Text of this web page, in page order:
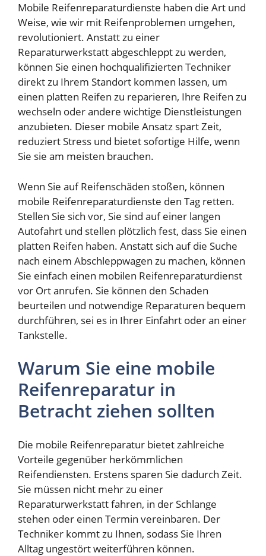
Mobile Reifenreparaturdienste haben die Art und
Weise, wie wir mit Reifenproblemen umgehen,
revolutioniert. Anstatt zu einer
Reparaturwerkstatt abgeschleppt zu werden,
können Sie einen hochqualifizierten Techniker
direkt zu Ihrem Standort kommen lassen, um
einen platten Reifen zu reparieren, Ihre Reifen zu
wechseln oder andere wichtige Dienstleistungen
anzubieten. Dieser mobile Ansatz spart Zeit,
reduziert Stress und bietet sofortige Hilfe, wenn
Sie sie am meisten brauchen.
Wenn Sie auf Reifenschäden stoßen, können
mobile Reifenreparaturdienste den Tag retten.
Stellen Sie sich vor, Sie sind auf einer langen
Autofahrt und stellen plötzlich fest, dass Sie einen
platten Reifen haben. Anstatt sich auf die Suche
nach einem Abschleppwagen zu machen, können
Sie einfach einen mobilen Reifenreparaturdienst
vor Ort anrufen. Sie können den Schaden
beurteilen und notwendige Reparaturen bequem
durchführen, sei es in Ihrer Einfahrt oder an einer
Tankstelle.
Warum Sie eine mobile
Reifenreparatur in
Betracht ziehen sollten
Die mobile Reifenreparatur bietet zahlreiche
Vorteile gegenüber herkömmlichen
Reifendiensten. Erstens sparen Sie dadurch Zeit.
Sie müssen nicht mehr zu einer
Reparaturwerkstatt fahren, in der Schlange
stehen oder einen Termin vereinbaren. Der
Techniker kommt zu Ihnen, sodass Sie Ihren
Alltag ungestört weiterführen können.